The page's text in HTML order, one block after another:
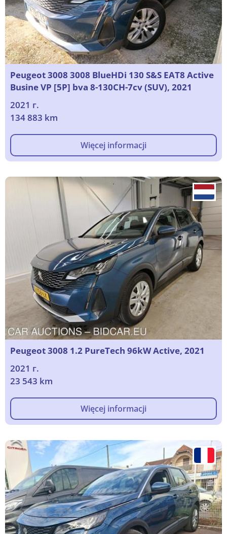
Peugeot 3008 3008 BlueHDi 130 S&S EAT8 Active
Busine VP [5P] bva 8-130CH-7cv (SUV), 2021
2021 г.
134 883 km
Więcej informacji
Peugeot 3008 1.2 PureTech 96kW Active, 2021
2021 г.
23 543 km
Więcej informacji